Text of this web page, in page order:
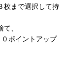
枚まで選択して持
、
ポイントアップ